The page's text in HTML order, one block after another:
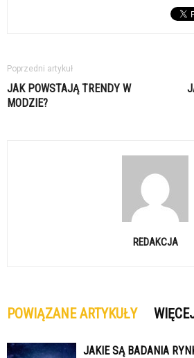
Poprzedni artykuł
JAK POWSTAJĄ TRENDY W
MODZIE?
REDAKCJA
POWIĄZANE ARTYKUŁY
JAKIE SĄ BADANIA